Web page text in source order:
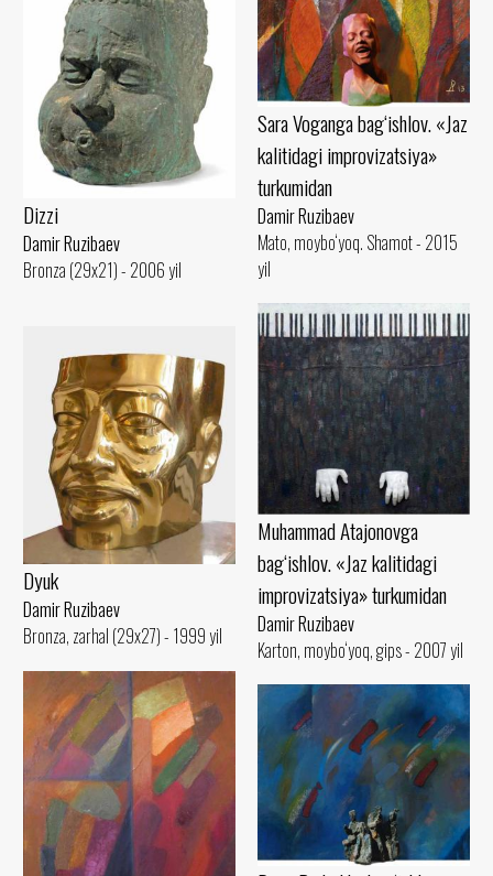
Sara Voganga bag‘ishlov. «Jaz
kalitidagi improvizatsiya»
turkumidan
Damir Ruzibaev
Mato, moybo‘yoq. Shamot - 2015
yil
Dizzi
Damir Ruzibaev
Bronza (29x21) - 2006 yil
Muhammad Atajonovga
bag‘ishlov. «Jaz kalitidagi
improvizatsiya» turkumidan
Damir Ruzibaev
Karton, moybo‘yoq, gips - 2007 yil
Dyuk
Damir Ruzibaev
Bronza, zarhal (29x27) - 1999 yil